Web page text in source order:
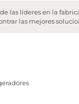
las líderes en la
las mejores